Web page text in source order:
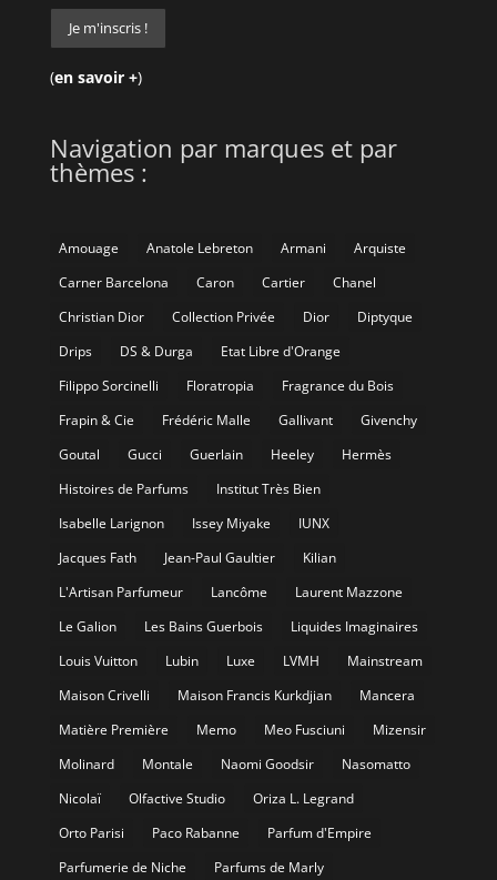
(en savoir +)
Navigation par marques et par
thèmes :
Amouage Anatole Lebreton Armani
Arquiste
Carner Barcelona
Caron Cartier
Chanel
Christian Dior
Collection Privée Dior
Diptyque
Drips
DS & Durga
Etat Libre d'Orange
Filippo Sorcinelli
Floratropia
Fragrance du Bois
Frapin & Cie
Frédéric Malle Gallivant
Givenchy
Goutal
Gucci Guerlain Heeley
Hermès
Histoires de Parfums
Institut Très Bien
Isabelle Larignon
Issey Miyake
IUNX
Jacques Fath
Jean-Paul Gaultier
Kilian
L'Artisan Parfumeur
Lancôme
Laurent Mazzone
Le Galion
Les Bains Guerbois
Liquides Imaginaires
Louis Vuitton
Lubin Luxe LVMH
Mainstream
Maison Crivelli
Maison Francis Kurkdjian
Mancera
Matière Première
Memo Meo Fusciuni
Mizensir
Molinard
Montale Naomi Goodsir
Nasomatto
Nicolaï
Olfactive Studio
Oriza L. Legrand
Orto Parisi
Paco Rabanne
Parfum d'Empire
Parfumerie de Niche
Parfums de Marly